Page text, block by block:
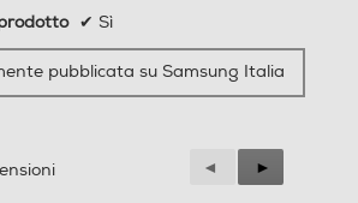
AI
Galax
Hub, Ga
multi
Comm
✔ Sì
pubblicata su Samsung Italia
Precedente
Reviews
◄
Successiva
Reviews
►